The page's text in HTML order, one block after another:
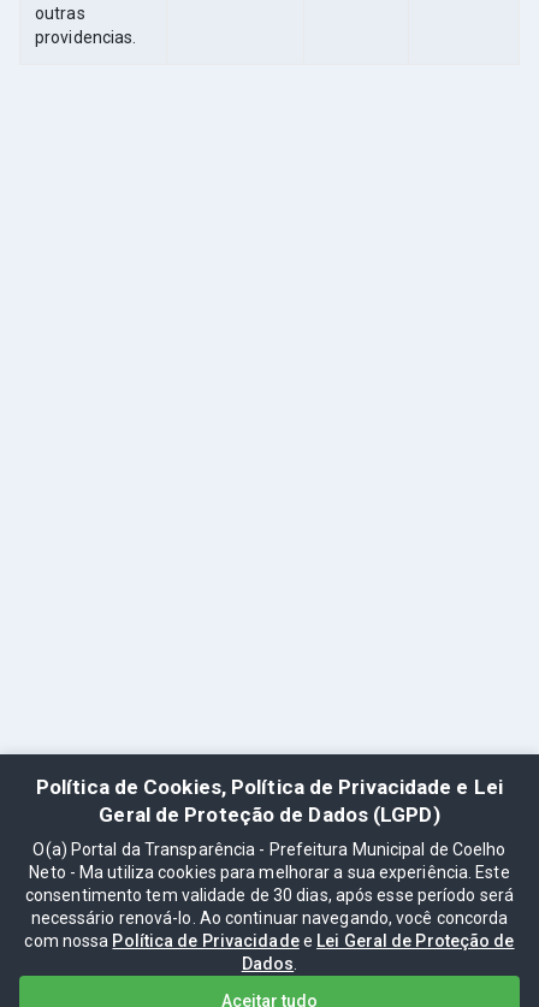
outras
providencias.
Política de Cookies, Política de Privacidade e Lei
Geral de Proteção de Dados (LGPD)
O(a) Portal da Transparência - Prefeitura Municipal de Coelho
Neto - Ma utiliza cookies para melhorar a sua experiência. Este
consentimento tem validade de 30 dias, após esse período será
necessário renová-lo. Ao continuar navegando, você concorda
com nossa Política de Privacidadee Lei Geral de Proteção de
Dados
Aceitar tudo